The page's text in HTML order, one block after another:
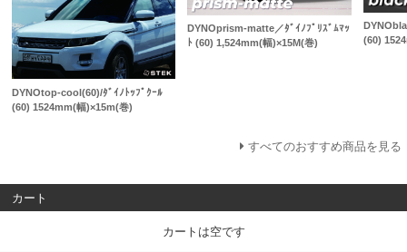
DYNOtop-cool(60)/ﾀﾞｲﾉﾄｯﾌﾟｸｰﾙ
(60) 1524mm(幅)×15m(巻)
DYNOprism-matte／ﾀﾞｲﾉﾌﾟﾘｽﾞﾑﾏｯ
ﾄ (60) 1,524mm(幅)×15M(巻)
(60)
すべてのおすすめ商品を見る
カート
カートは空です